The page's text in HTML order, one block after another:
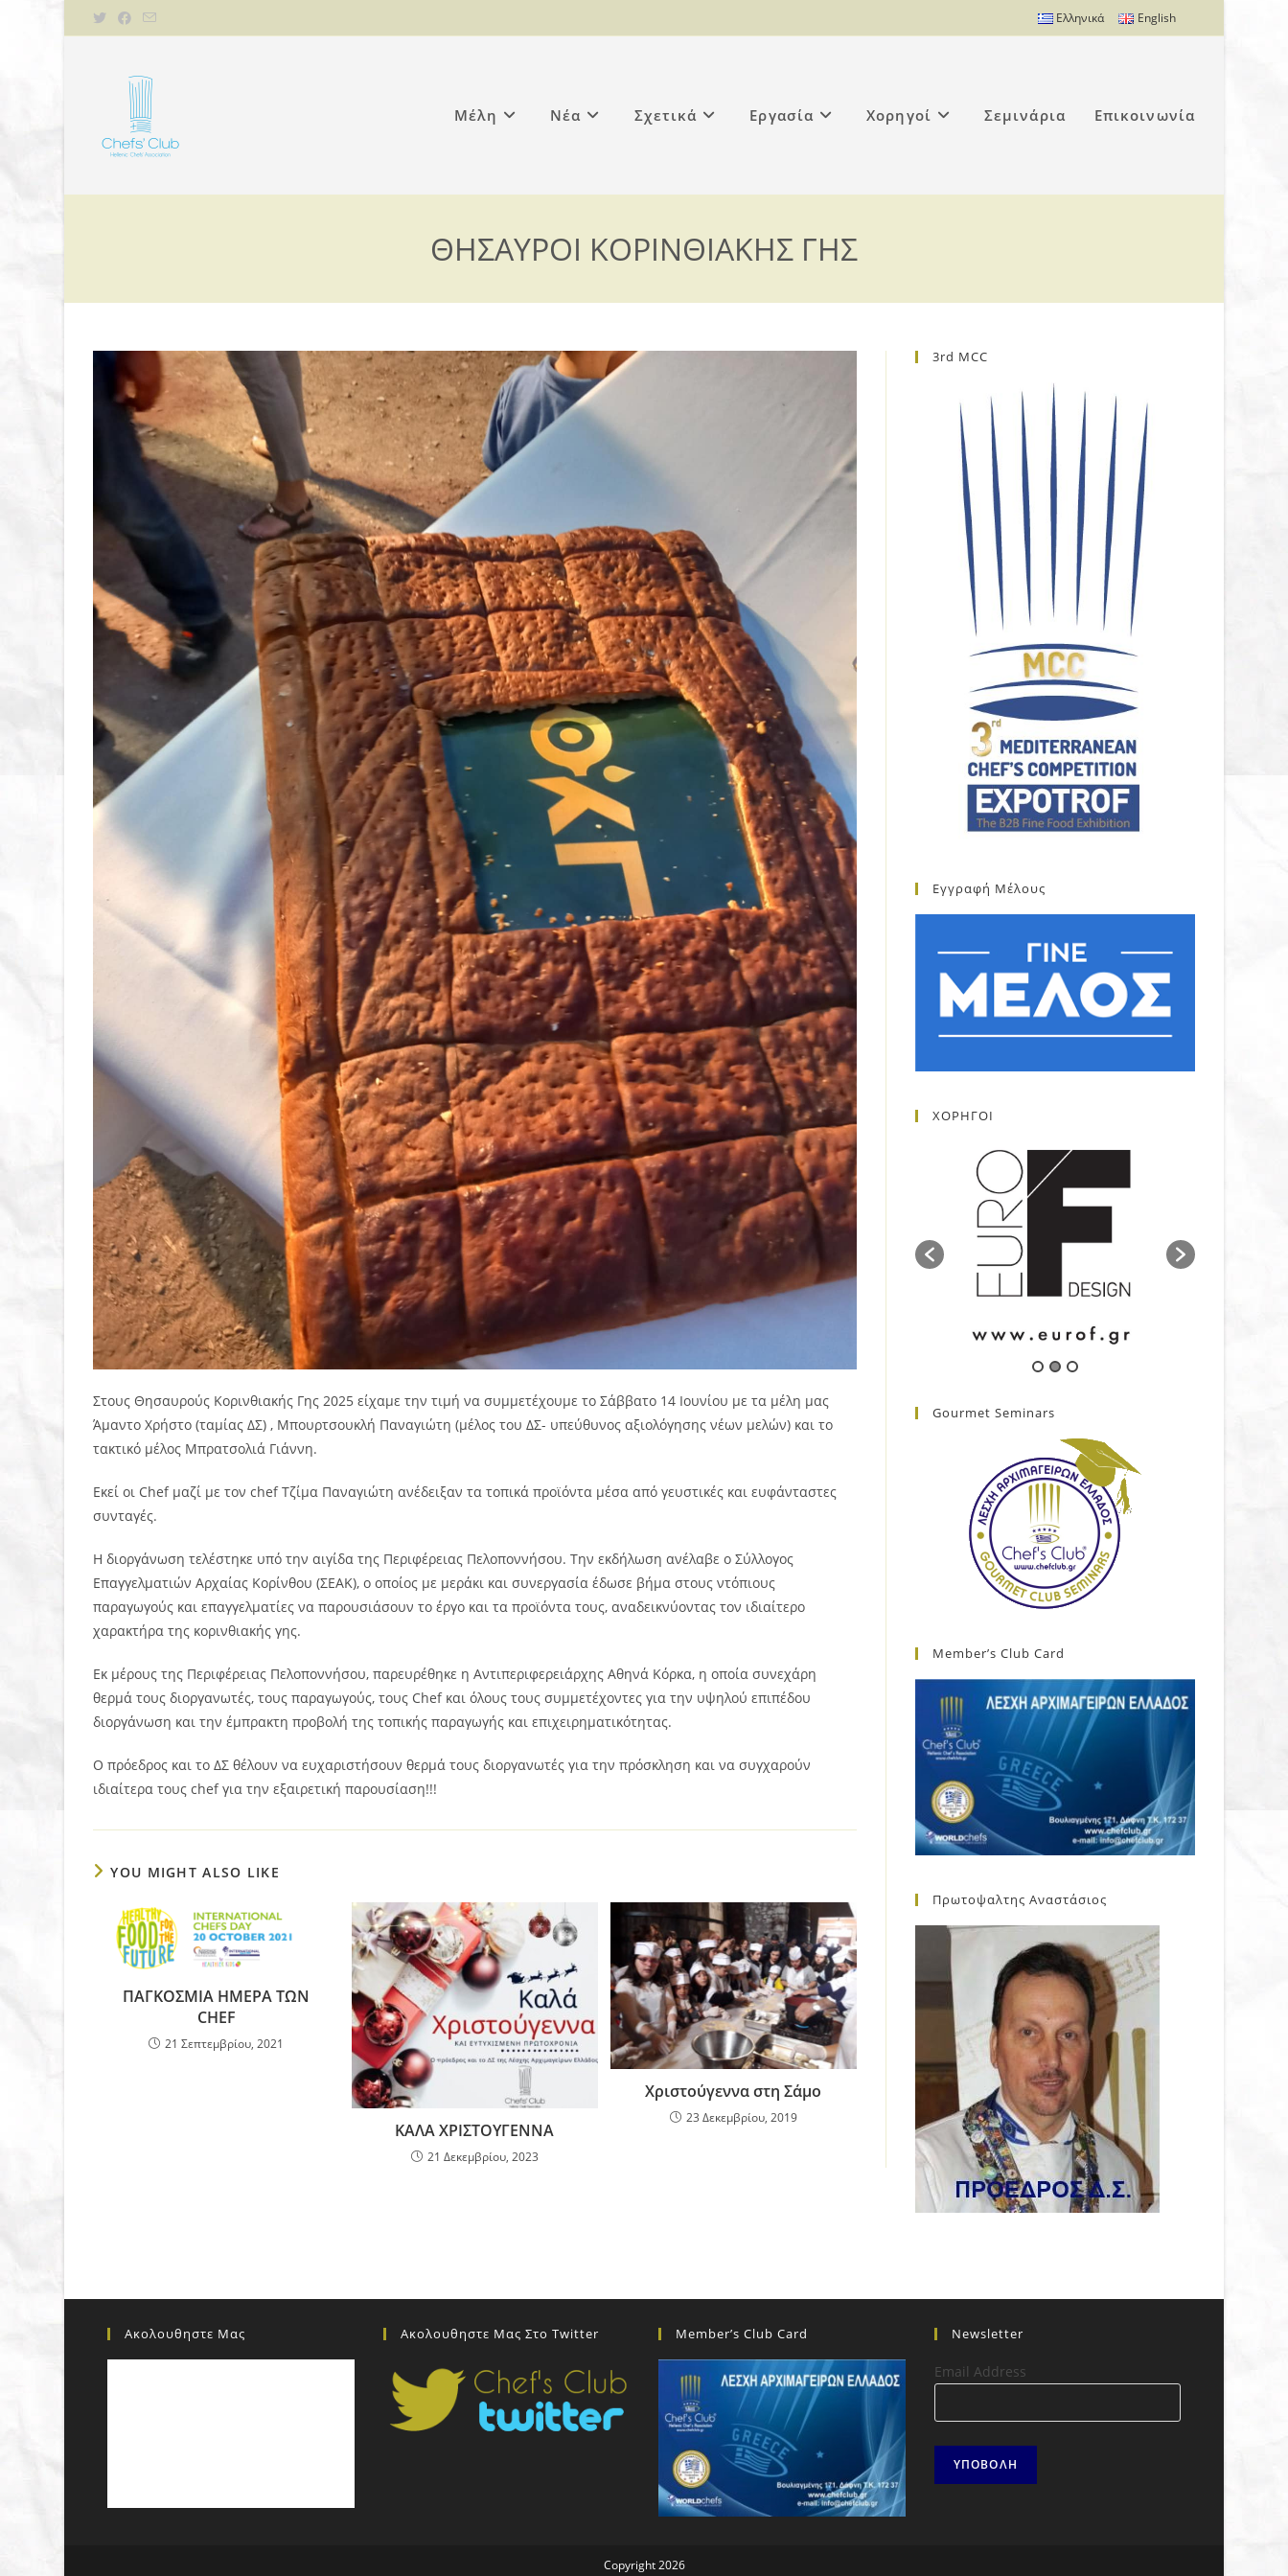
Ελληνικά English
Μέλη Νέα Σχετικά Εργασία Χορηγοί Σεμινάρια Επικοινωνία
ΘΗΣΑΥΡΟΙ ΚΟΡΙΝΘΙΑΚΗΣ ΓΗΣ
Στους Θησαυρούς Κορινθιακής Γης 2025 είχαμε την τιμή να συμμετέχουμε το Σάββατο 14 Ιουνίου με τα μέλη μας
Άμαντο Χρήστο (ταμίας ΔΣ) , Μπουρτσουκλή Παναγιώτη (μέλος του ΔΣ- υπεύθυνος αξιολόγησης νέων μελών) και το
τακτικό μέλος Μπρατσολιά Γιάννη.
Εκεί οι Chef μαζί με τον chef Τζίμα Παναγιώτη ανέδειξαν τα τοπικά προϊόντα μέσα από γευστικές και ευφάνταστες
συνταγές.
Η διοργάνωση τελέστηκε υπό την αιγίδα της Περιφέρειας Πελοποννήσου. Την εκδήλωση ανέλαβε ο Σύλλογος
Επαγγελματιών Αρχαίας Κορίνθου (ΣΕΑΚ), ο οποίος με μεράκι και συνεργασία έδωσε βήμα στους ντόπιους
παραγωγούς και επαγγελματίες να παρουσιάσουν το έργο και τα προϊόντα τους, αναδεικνύοντας τον ιδιαίτερο
χαρακτήρα της κορινθιακής γης.
Εκ μέρους της Περιφέρειας Πελοποννήσου, παρευρέθηκε η Αντιπεριφερειάρχης Αθηνά Κόρκα, η οποία συνεχάρη
θερμά τους διοργανωτές, τους παραγωγούς, τους Chef και όλους τους συμμετέχοντες για την υψηλού επιπέδου
διοργάνωση και την έμπρακτη προβολή της τοπικής παραγωγής και επιχειρηματικότητας.
Ο πρόεδρος και το ΔΣ θέλουν να ευχαριστήσουν θερμά τους διοργανωτές για την πρόσκληση και να συγχαρούν
ιδιαίτερα τους chef για την εξαιρετική παρουσίαση!!!
YOU MIGHT ALSO LIKE
ΠΑΓΚΟΣΜΙΑ ΗΜΕΡΑ ΤΩΝ
CHEF
21 Σεπτεμβρίου, 2021
ΚΑΛΑ ΧΡΙΣΤΟΥΓΕΝΝΑ
21 Δεκεμβρίου, 2023
Χριστούγεννα στη Σάμο
23 Δεκεμβρίου, 2019
3rd MCC
Εγγραφή Μέλους
ΧΟΡΗΓΟΙ
Gourmet Seminars
Member’s Club Card
Πρωτοψαλτης Αναστάσιος
Ακολουθηστε Μας Ακολουθηστε Μας Στο Twitter Member’s Club Card Newsletter
Email Address
Copyright 2026